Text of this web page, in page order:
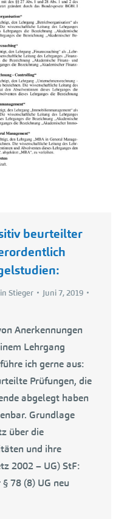
beurteilter
Stieger
Juni 7, 2019
Anerkennungen
Lehrgang
ich gerne aus:
Prüfungen, die
abgelegt haben
Grundlage
über die
und ihre
2002 – UG) StF:
78 (8) UG neu